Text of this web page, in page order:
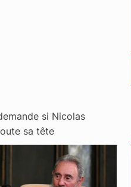
si Nicolas
sa tête